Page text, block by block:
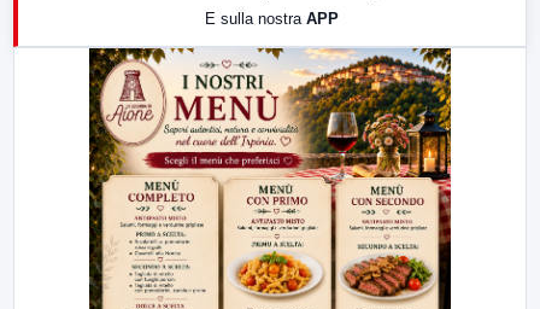
LabNews (replica)
E sulla nostra APP